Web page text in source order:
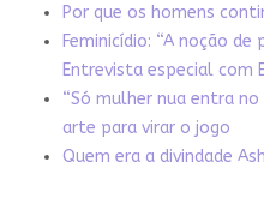
Por que os homens
Feminicídio: “A noção
Entrevista especial com
“Só mulher nua entra no
arte para virar o jogo
Quem era a divindade